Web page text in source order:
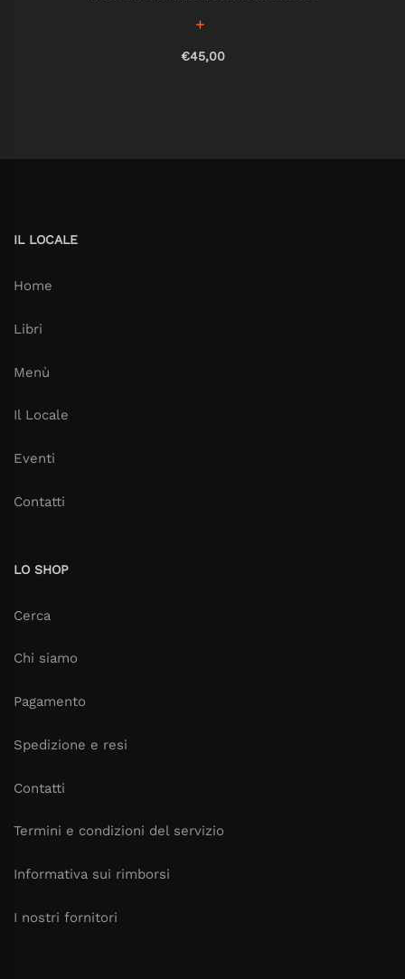
€45,00
IL LOCALE
Home
Libri
Menù
Il Locale
Eventi
Contatti
LO SHOP
Cerca
Chi siamo
Pagamento
Spedizione e resi
Contatti
Termini e condizioni del servizio
Informativa sui rimborsi
I nostri fornitori